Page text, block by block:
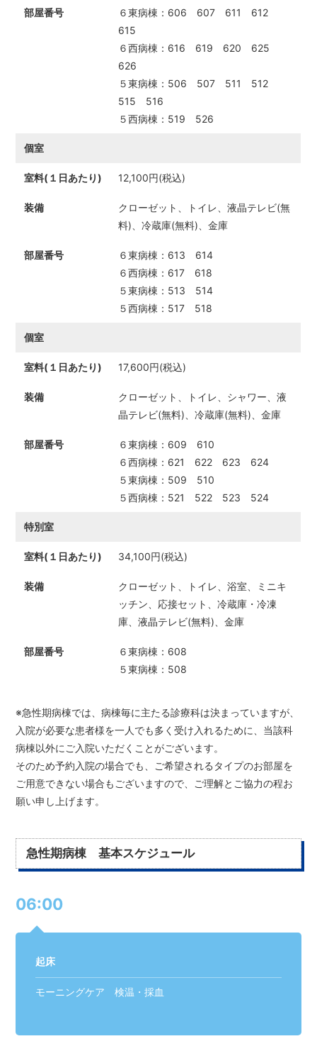
６東病棟：606 607 611 612
615
６西病棟：616 619 620 625
626
５東病棟：506 507 511 512
515 516
５西病棟：519 526
個室
12,100円(税込)
クローゼット、トイレ、液晶テレビ(無
料)、冷蔵庫(無料)、金庫
６東病棟：613 614
６西病棟：617 618
５東病棟：513 514
５西病棟：517 518
個室
17,600円(税込)
クローゼット、トイレ、シャワー、液
晶テレビ(無料)、冷蔵庫(無料)、金庫
６東病棟：609 610
６西病棟：621 622 623 624
５東病棟：509 510
５西病棟：521 522 523 524
特別室
34,100円(税込)
クローゼット、トイレ、浴室、ミニキ
ッチン、応接セット、冷蔵庫・冷凍
庫、液晶テレビ(無料)、金庫
６東病棟：608
５東病棟：508
※急性期病棟では、病棟毎に主たる診療科は決まっていますが、
入院が必要な患者様を一人でも多く受け入れるために、当該科
病棟以外にご入院いただくことがございます。
そのため予約入院の場合でも、ご希望されるタイプのお部屋を
ご用意できない場合もございますので、ご理解とご協力の程お
願い申し上げます。
急性期病棟 基本スケジュール
06:00
起床
モーニングケア 検温・採血